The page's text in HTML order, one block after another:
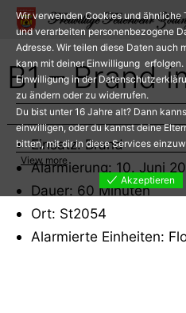
Zum
Inhalt
springen
B1 – Brand
Einsatz: Brand
Alarmierung: 10. Juni
Dauer: 60 Minuten
Ort: St2054
Alarmierte Einheiten:
Wir verwenden Cookies und ähnliche
und verarbeiten personenbezogene
Adresse. Wir teilen diese Daten auch
kann mit deiner Einwilligung
Einwilligung in der
zu ändern oder zu widerrufen.
Du bist unter 16 Jahre alt? Dann
einwilligen, oder du kannst deine
bitten, mit dir in diese Services
View more
Akzeptieren